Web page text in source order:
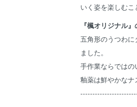
いく姿を楽しむこ
『楓オリジナル
五角形のうつわ
ました。
手作業ならではの
釉薬は鮮やかなナ